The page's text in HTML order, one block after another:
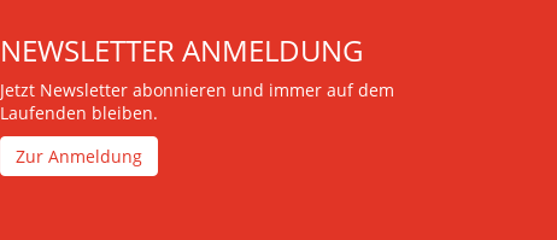
NEWSLETTER ANMELDUNG
Jetzt Newsletter abonnieren und immer auf dem
Laufenden bleiben.
Zur Anmeldung